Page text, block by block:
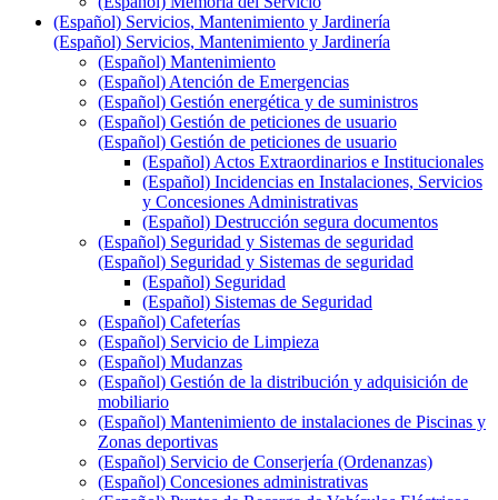
(Español) Servicios, Mantenimiento y Jardinería
(Español) Servicios, Mantenimiento y Jardinería
(Español) Mantenimiento
(Español) Atención de Emergencias
(Español) Gestión energética y de suministros
(Español) Gestión de peticiones de usuario
(Español) Gestión de peticiones de usuario
(Español) Actos Extraordinarios e Institucionales
(Español) Incidencias en Instalaciones, Servicios
y Concesiones Administrativas
(Español) Destrucción segura documentos
(Español) Seguridad y Sistemas de seguridad
(Español) Seguridad y Sistemas de seguridad
(Español) Seguridad
(Español) Sistemas de Seguridad
(Español) Cafeterías
(Español) Servicio de Limpieza
(Español) Mudanzas
(Español) Gestión de la distribución y adquisición de
mobiliario
(Español) Mantenimiento de instalaciones de Piscinas y
Zonas deportivas
(Español) Servicio de Conserjería (Ordenanzas)
(Español) Concesiones administrativas